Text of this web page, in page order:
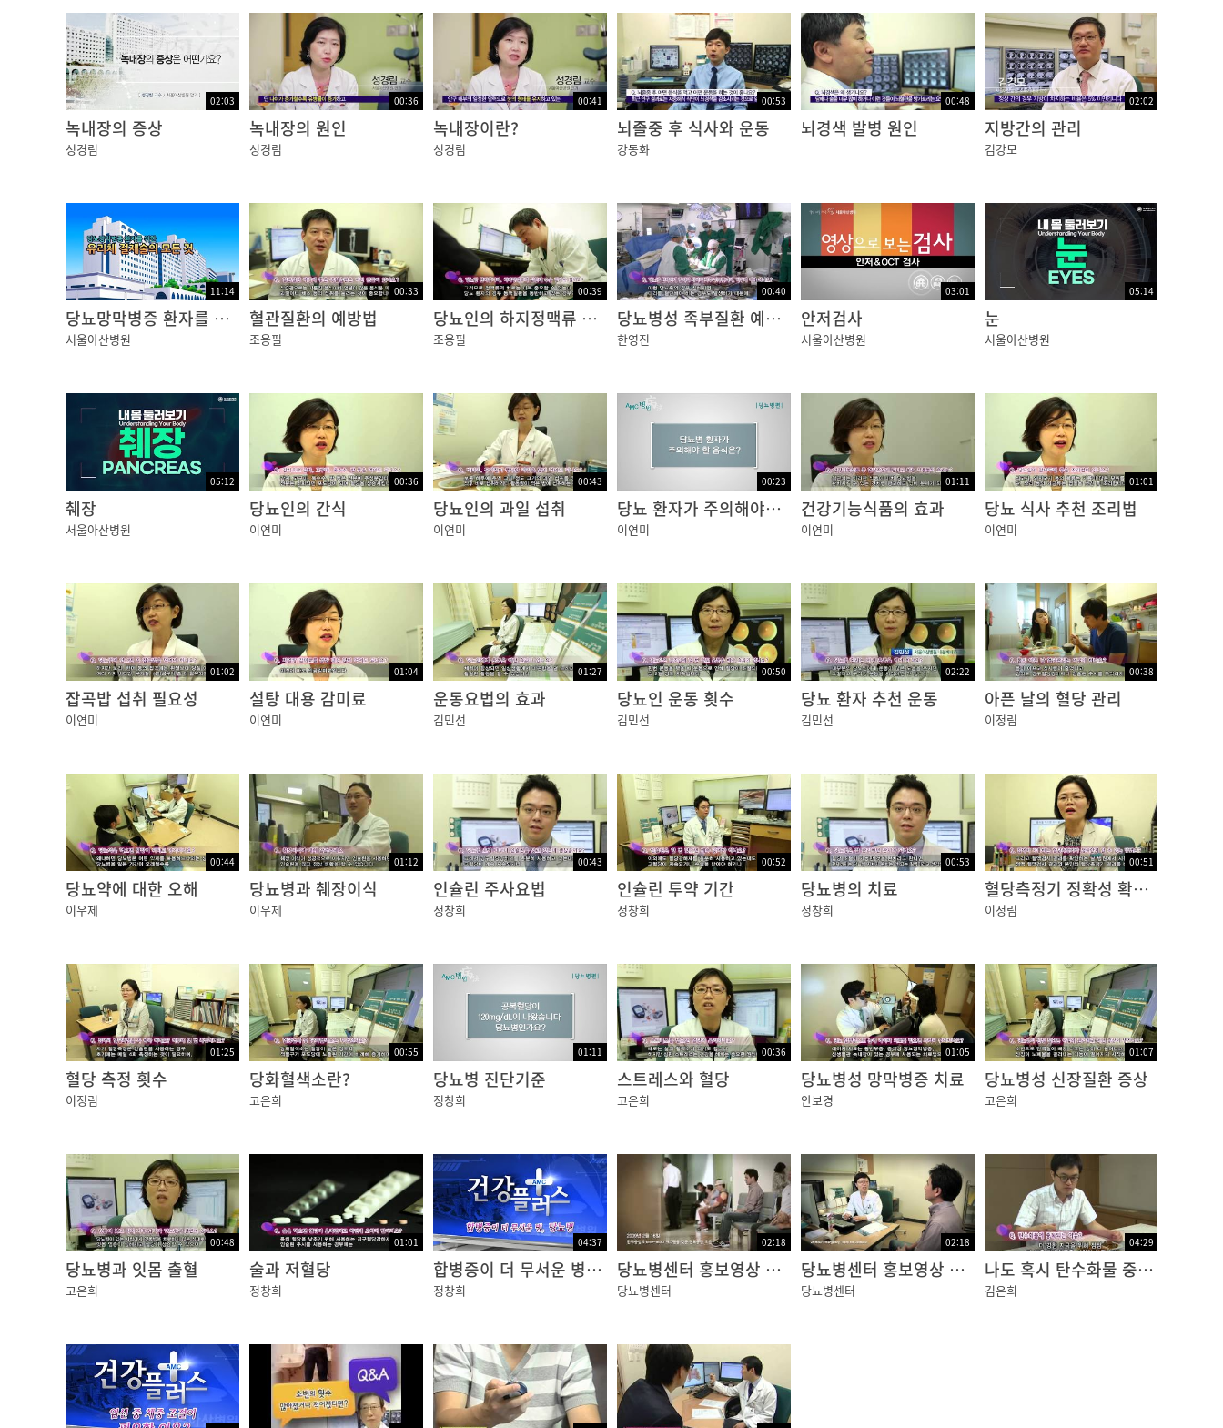
02:03
녹내장의 증상
성경림
00:36
녹내장의 원인
성경림
00:41
녹내장이란?
성경림
00:53
뇌졸중 후 식사와 운동
강동화
00:48
뇌경색 발병 원인
02:02
지방간의 관리
김강모
11:14
당뇨망막병증 환자를 위한 유리체 절제술의 모든 것
서울아산병원
00:33
혈관질환의 예방법
조용필
00:39
당뇨인의 하지정맥류 수술
조용필
00:40
당뇨병성 족부질환 예방법
한영진
03:01
안저검사
서울아산병원
05:14
눈
서울아산병원
05:12
췌장
서울아산병원
00:36
당뇨인의 간식
이연미
00:43
당뇨인의 과일 섭취
이연미
00:23
당뇨 환자가 주의해야할 음식
이연미
01:11
건강기능식품의 효과
이연미
01:01
당뇨 식사 추천 조리법
이연미
01:02
잡곡밥 섭취 필요성
이연미
01:04
설탕 대용 감미료
이연미
01:27
운동요법의 효과
김민선
00:50
당뇨인 운동 횟수
김민선
02:22
당뇨 환자 추천 운동
김민선
00:38
아픈 날의 혈당 관리
이정림
00:44
당뇨약에 대한 오해
이우제
01:12
당뇨병과 췌장이식
이우제
00:43
인슐린 주사요법
정창희
00:52
인슐린 투약 기간
정창희
00:53
당뇨병의 치료
정창희
00:51
혈당측정기 정확성 확인법
이정림
01:25
혈당 측정 횟수
이정림
00:55
당화혈색소란?
고은희
01:11
당뇨병 진단기준
정창희
00:36
스트레스와 혈당
고은희
01:05
당뇨병성 망막병증 치료
안보경
01:07
당뇨병성 신장질환 증상
고은희
00:48
당뇨병과 잇몸 출혈
고은희
01:01
술과 저혈당
정창희
04:37
합병증이 더 무서운 병, 당뇨병
정창희
02:18
당뇨병센터 홍보영상 국문
당뇨병센터
02:18
당뇨병센터 홍보영상 영문
당뇨병센터
04:29
나도 혹시 탄수화물 중독?
김은희